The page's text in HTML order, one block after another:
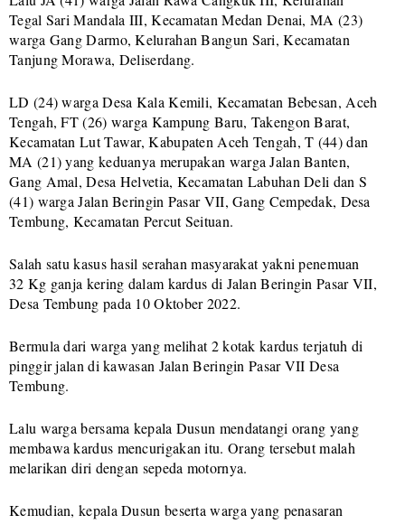
Tegal Sari Mandala III, Kecamatan Medan Denai, MA (23)
warga Gang Darmo, Kelurahan Bangun Sari, Kecamatan
Tanjung Morawa, Deliserdang.
LD (24) warga Desa Kala Kemili, Kecamatan Bebesan, Aceh
Tengah, FT (26) warga Kampung Baru, Takengon Barat,
Kecamatan Lut Tawar, Kabupaten Aceh Tengah, T (44) dan
MA (21) yang keduanya merupakan warga Jalan Banten,
Gang Amal, Desa Helvetia, Kecamatan Labuhan Deli dan S
(41) warga Jalan Beringin Pasar VII, Gang Cempedak, Desa
Tembung, Kecamatan Percut Seituan.
Salah satu kasus hasil serahan masyarakat yakni penemuan
32 Kg ganja kering dalam kardus di Jalan Beringin Pasar VII,
Desa Tembung pada 10 Oktober 2022.
Bermula dari warga yang melihat 2 kotak kardus terjatuh di
pinggir jalan di kawasan Jalan Beringin Pasar VII Desa
Tembung.
Lalu warga bersama kepala Dusun mendatangi orang yang
membawa kardus mencurigakan itu. Orang tersebut malah
melarikan diri dengan sepeda motornya.
Kemudian, kepala Dusun beserta warga yang penasaran